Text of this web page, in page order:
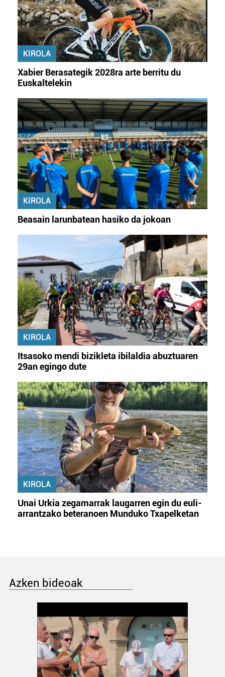
KIROLA
Xabier Berasategik 2028ra arte berritu du
Euskaltelekin
KIROLA
Beasain larunbatean hasiko da jokoan
KIROLA
Itsasoko mendi bizikleta ibilaldia abuztuaren
29an egingo dute
KIROLA
Unai Urkia zegamarrak laugarren egin du euli-
arrantzako beteranoen Munduko Txapelketan
Azken bideoak